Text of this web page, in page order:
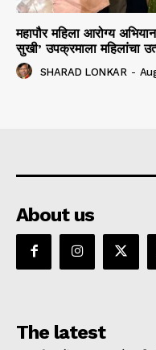
महापौर महिला आरोग्य
सुखी’ उपक्रमाला महिलांचा
SHARAD LONKAR -
About us
The latest